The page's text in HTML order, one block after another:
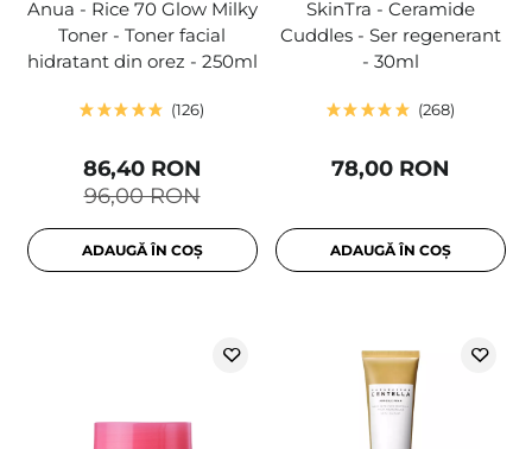
Anua - Rice 70 Glow Milky
Toner - Toner facial
hidratant din orez - 250ml
126
96,00 RON
86,40 RON
ADAUGĂ ÎN COȘ
SkinTra - Ceramide
Cuddles - Ser regenerant
- 30ml
268
78,00 RON
ADAUGĂ ÎN COȘ